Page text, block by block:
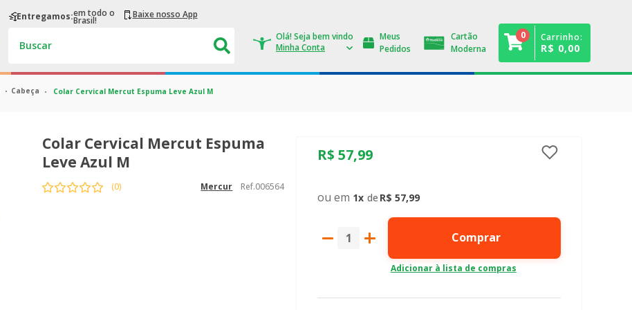
Entregamos:em todo o
Brasil! Baixe nosso App
Meus
Pedidos
Cartão
Moderna
0 Carrinho:
R$ 0,00
Cabeça Colar Cervical Mercut Espuma Leve Azul M
Colar Cervical Mercut Espuma
Leve Azul M
(0) mercur Ref.006564
R$ 57,99
1 R$ 57,99
Comprar